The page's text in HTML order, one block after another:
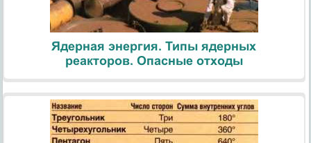
Ядерная энергия. Типы ядерных
реакторов. Опасные отходы